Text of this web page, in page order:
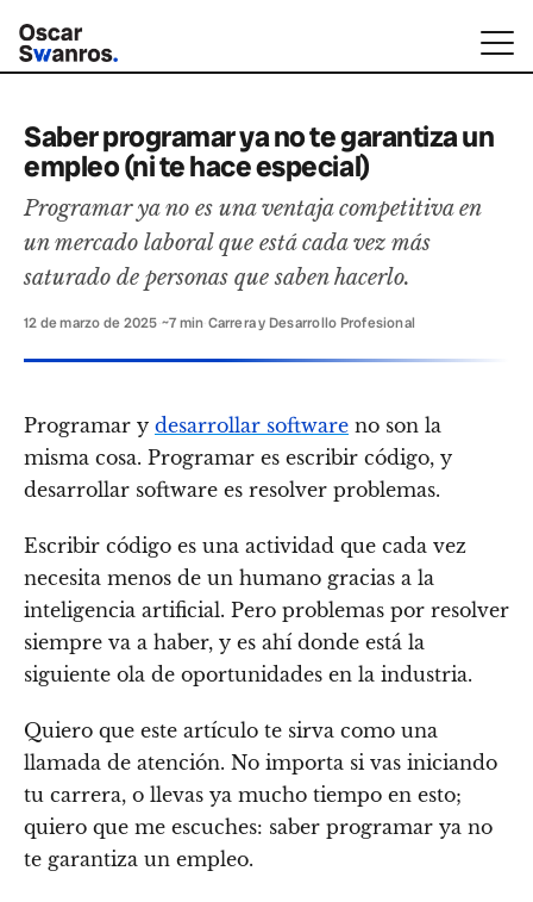
Saber programar ya no te garantiza un
empleo (ni te hace especial)
Programar ya no es una ventaja competitiva en
un mercado laboral que está cada vez más
saturado de personas que saben hacerlo.
12 de marzo de 2025 ~7 min Carrera y Desarrollo Profesional
Programar y desarrollar software no son la
misma cosa. Programar es escribir código, y
desarrollar software es resolver problemas.
Escribir código es una actividad que cada vez
necesita menos de un humano gracias a la
inteligencia artificial. Pero problemas por resolver
siempre va a haber, y es ahí donde está la
siguiente ola de oportunidades en la industria.
Quiero que este artículo te sirva como una
llamada de atención. No importa si vas iniciando
tu carrera, o llevas ya mucho tiempo en esto;
quiero que me escuches: saber programar ya no
te garantiza un empleo.